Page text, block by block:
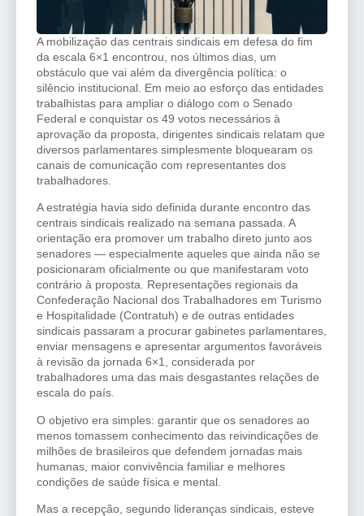
A mobilização das centrais sindicais em defesa do fim
da escala 6×1 encontrou, nos últimos dias, um
obstáculo que vai além da divergência política: o
silêncio institucional. Em meio ao esforço das entidades
trabalhistas para ampliar o diálogo com o Senado
Federal e conquistar os 49 votos necessários à
aprovação da proposta, dirigentes sindicais relatam que
diversos parlamentares simplesmente bloquearam os
canais de comunicação com representantes dos
trabalhadores.
A estratégia havia sido definida durante encontro das
centrais sindicais realizado na semana passada. A
orientação era promover um trabalho direto junto aos
senadores — especialmente aqueles que ainda não se
posicionaram oficialmente ou que manifestaram voto
contrário à proposta. Representações regionais da
Confederação Nacional dos Trabalhadores em Turismo
e Hospitalidade (Contratuh) e de outras entidades
sindicais passaram a procurar gabinetes parlamentares,
enviar mensagens e apresentar argumentos favoráveis
à revisão da jornada 6×1, considerada por
trabalhadores uma das mais desgastantes relações de
escala do país.
O objetivo era simples: garantir que os senadores ao
menos tomassem conhecimento das reivindicações de
milhões de brasileiros que defendem jornadas mais
humanas, maior convivência familiar e melhores
condições de saúde física e mental.
Mas a recepção, segundo lideranças sindicais, esteve